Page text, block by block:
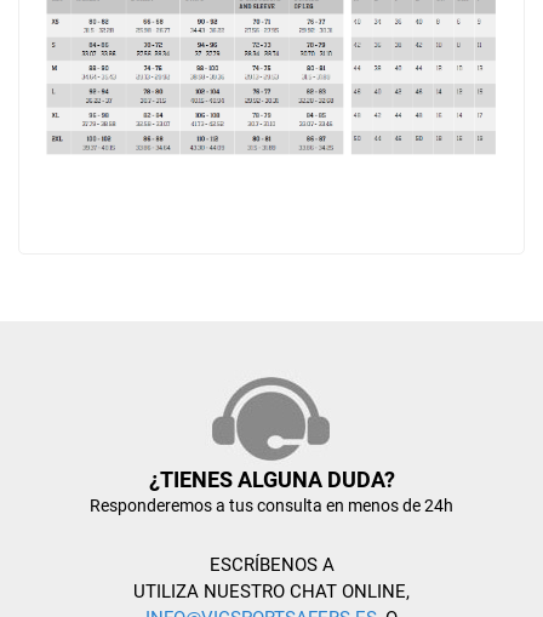
¿TIENES ALGUNA DUDA?
Responderemos a tus consulta en menos de 24h
ESCRÍBENOS A
UTILIZA NUESTRO CHAT ONLINE,